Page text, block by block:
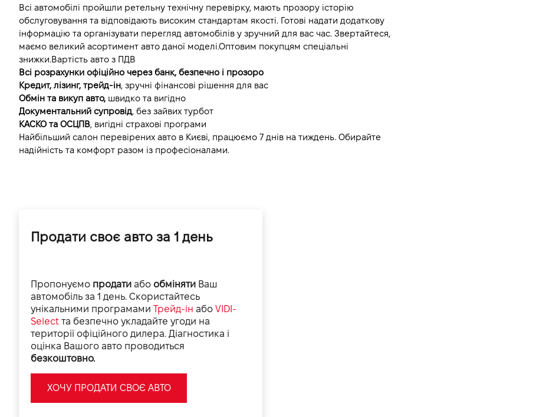
Всі автомобілі пройшли ретельну технічну перевірку, мають прозору історію
обслуговування та відповідають високим стандартам якості. Готові надати додаткову
інформацію та організувати перегляд автомобілів у зручний для вас час. Звертайтеся,
маємо великий асортимент авто даної моделі.Оптовим покупцям спеціальні
знижки.Вартість авто з ПДВ
Всі розрахунки офіційно через банк, безпечно і прозоро
Кредит, лізинг, трейд-ін, зручні фінансові рішення для вас
Обмін та викуп авто, швидко та вигідно
Документальний супровід, без зайвих турбот
КАСКО та ОСЦПВ, вигідні страхові програми
Найбільший салон перевірених авто в Києві, працюємо 7 днів на тиждень. Обирайте
надійність та комфорт разом із професіоналами.
Продати своє авто за 1 день
Пропонуємо продати або обміняти Ваш
автомобіль за 1 день. Скористайтесь
унікальними програмами Трейд-ін або VIDI-
Select та безпечно укладайте угоди на
території офіційного дилера. Діагностика і
оцінка Вашого авто проводиться
безкоштовно.
ХОЧУ ПРОДАТИ СВОЄ АВТО